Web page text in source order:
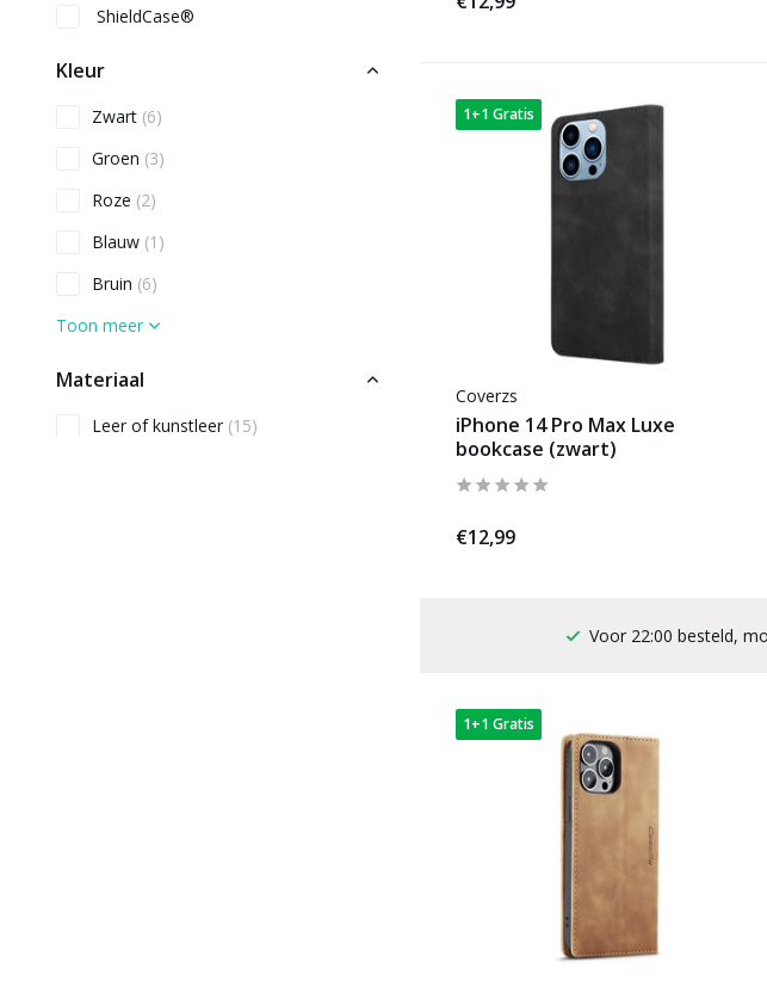
ShieldCase®
Kleur
Zwart (6)
Groen (3)
Roze (2)
Blauw (1)
Bruin (6)
Toon meer
Materiaal
Leer of kunstleer (15)
1+1 Gratis
Coverzs
iPhone 14 Pro Max Luxe
bookcase (zwart)
€12,99
100 dagen
1+1 Gratis